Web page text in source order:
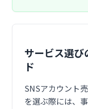
サービス選び
ド
SNSアカウント
を選ぶ際には、